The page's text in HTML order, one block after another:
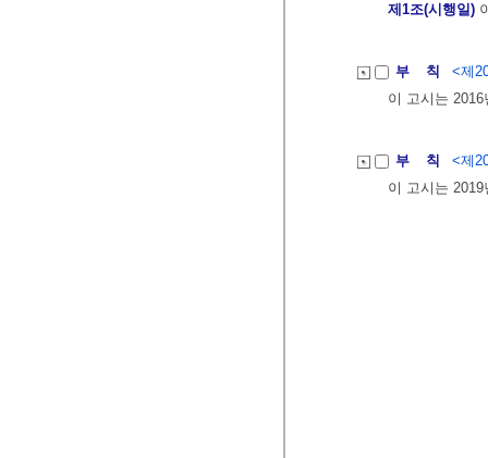
제1조(시행일)
부 칙
<제
이 고시는
부 칙
<제
이 고시는